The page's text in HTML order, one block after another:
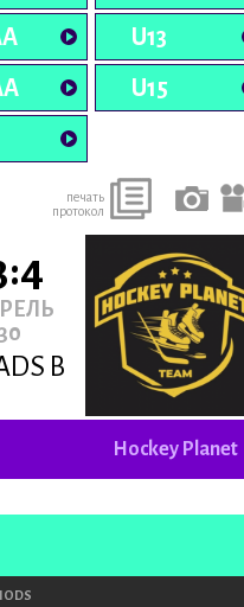
U13
U15
печать
протокол
B
Hockey Planet